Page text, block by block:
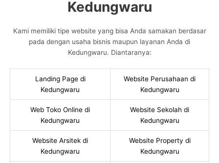
Kedungwaru
Kami memiliki tipe website yang bisa Anda samakan berdasar
pada dengan usaha bisnis maupun layanan Anda di
Kedungwaru. Diantaranya:
Landing Page di
Kedungwaru
Website Perusahaan di
Kedungwaru
Web Toko Online di
Kedungwaru
Website Sekolah di
Kedungwaru
Website Arsitek di
Kedungwaru
Website Property di
Kedungwaru